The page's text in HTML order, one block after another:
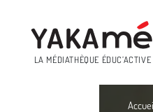
LA MÉDIATHÈQUE